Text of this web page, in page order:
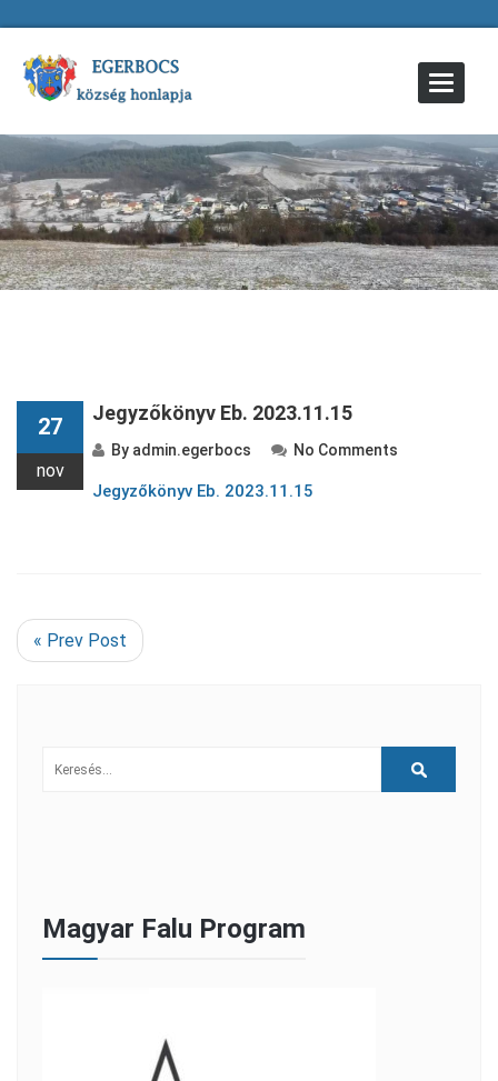
Toggle
27
nov
Jegyzőkönyv Eb. 2023.11.15
By admin.egerbocs No Comments
Jegyzőkönyv Eb. 2023.11.15
« Prev Post
Magyar Falu Program